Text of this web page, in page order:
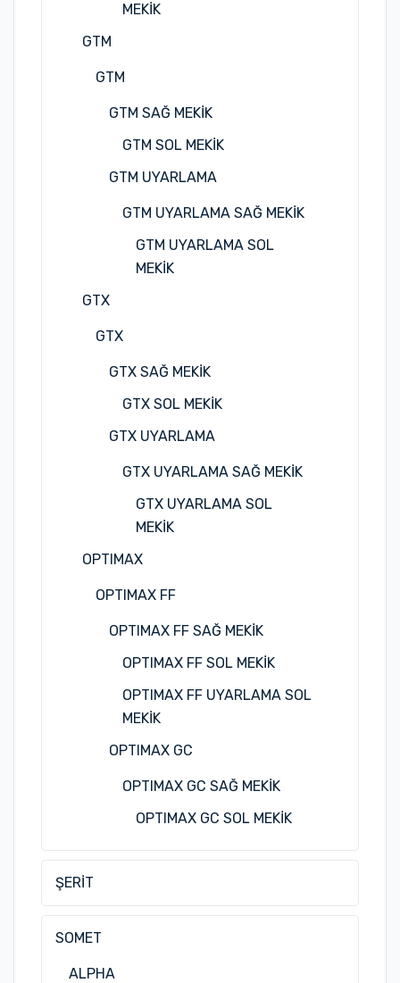
MEKİK
GTM
GTM
GTM SAĞ MEKİK
GTM SOL MEKİK
GTM UYARLAMA
GTM UYARLAMA SAĞ MEKİK
GTM UYARLAMA SOL
MEKİK
GTX
GTX
GTX SAĞ MEKİK
GTX SOL MEKİK
GTX UYARLAMA
GTX UYARLAMA SAĞ MEKİK
GTX UYARLAMA SOL
MEKİK
OPTIMAX
OPTIMAX FF
OPTIMAX FF SAĞ MEKİK
OPTIMAX FF SOL MEKİK
OPTIMAX FF UYARLAMA SOL
MEKİK
OPTIMAX GC
OPTIMAX GC SAĞ MEKİK
OPTIMAX GC SOL MEKİK
ŞERİT
SOMET
ALPHA